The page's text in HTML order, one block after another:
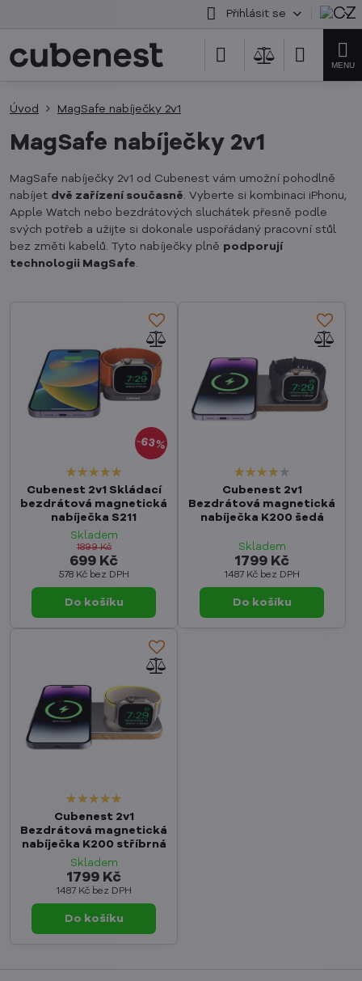
Přihlásit se
Úvod MagSafe nabíječky 2v1
MagSafe nabíječky 2v1
MagSafe nabíječky 2v1 od Cubenest vám umožní pohodlně
nabíjet dvě zařízení současně. Vyberte si kombinaci iPhonu,
Apple Watch nebo bezdrátových sluchátek přesně podle
svých potřeb a užijte si dokonale uspořádaný pracovní stůl
bez změti kabelů. Tyto nabíječky plně podporují
technologii MagSafe.
63%
Cubenest 2v1 Skládací
bezdrátová magnetická
nabíječka S211
Skladem
699 Kč
578 Kč bez DPH
1899 Kč
Do košíku
Cubenest 2v1
Bezdrátová magnetická
nabíječka K200 šedá
Skladem
1799 Kč
1487 Kč bez DPH
Do košíku
Cubenest 2v1
Bezdrátová magnetická
nabíječka K200 stříbrná
Skladem
1799 Kč
1487 Kč bez DPH
Do košíku